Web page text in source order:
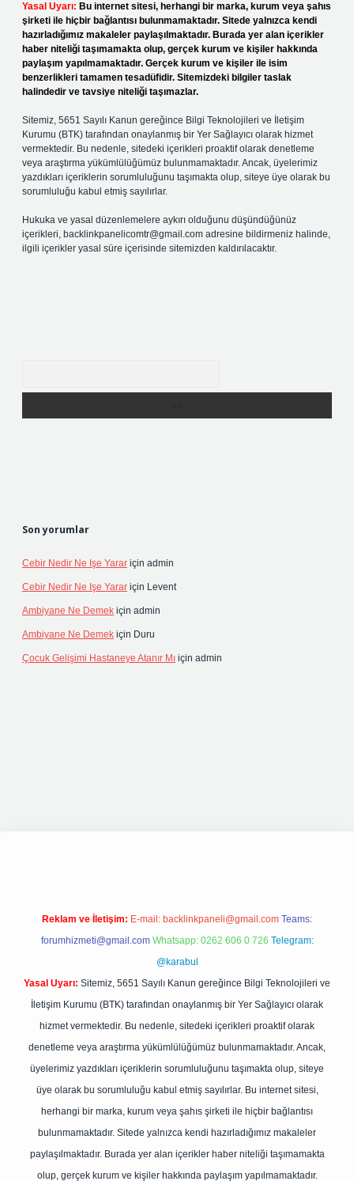
Yasal Uyarı: Bu internet sitesi, herhangi bir marka, kurum veya şahıs
şirketi ile hiçbir bağlantısı bulunmamaktadır. Sitede yalnızca kendi
hazırladığımız makaleler paylaşılmaktadır. Burada yer alan içerikler
haber niteliği taşımamakta olup, gerçek kurum ve kişiler hakkında
paylaşım yapılmamaktadır. Gerçek kurum ve kişiler ile isim
benzerlikleri tamamen tesadüfidir. Sitemizdeki bilgiler taslak
halindedir ve tavsiye niteliği taşımazlar.
Sitemiz, 5651 Sayılı Kanun gereğince Bilgi Teknolojileri ve İletişim
Kurumu (BTK) tarafından onaylanmış bir Yer Sağlayıcı olarak hizmet
vermektedir. Bu nedenle, sitedeki içerikleri proaktif olarak denetleme
veya araştırma yükümlülüğümüz bulunmamaktadır. Ancak, üyelerimiz
yazdıkları içeriklerin sorumluluğunu taşımakta olup, siteye üye olarak bu
sorumluluğu kabul etmiş sayılırlar.
Hukuka ve yasal düzenlemelere aykırı olduğunu düşündüğünüz
içerikleri, backlinkpanelicomtr@gmail.com adresine bildirmeniz halinde,
ilgili içerikler yasal süre içerisinde sitemizden kaldırılacaktır.
Son yorumlar
Cebir Nedir Ne Işe Yarar için admin
Cebir Nedir Ne Işe Yarar için Levent
Ambiyane Ne Demek için admin
Ambiyane Ne Demek için Duru
Çocuk Gelişimi Hastaneye Atanır Mı için admin
Reklam ve İletişim: E-mail: backlinkpaneli@gmail.com Teams:
forumhizmeti@gmail.com Whatsapp: 0262 606 0 726 Telegram:
@karabul
Yasal Uyarı: Sitemiz, 5651 Sayılı Kanun gereğince Bilgi Teknolojileri ve
İletişim Kurumu (BTK) tarafından onaylanmış bir Yer Sağlayıcı olarak
hizmet vermektedir. Bu nedenle, sitedeki içerikleri proaktif olarak
denetleme veya araştırma yükümlülüğümüz bulunmamaktadır. Ancak,
üyelerimiz yazdıkları içeriklerin sorumluluğunu taşımakta olup, siteye
üye olarak bu sorumluluğu kabul etmiş sayılırlar. Bu internet sitesi,
herhangi bir marka, kurum veya şahıs şirketi ile hiçbir bağlantısı
bulunmamaktadır. Sitede yalnızca kendi hazırladığımız makaleler
paylaşılmaktadır. Burada yer alan içerikler haber niteliği taşımamakta
olup, gerçek kurum ve kişiler hakkında paylaşım yapılmamaktadır.